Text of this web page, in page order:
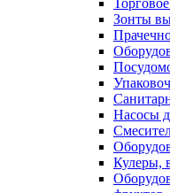
Зонты
Насосы
Кулеры,